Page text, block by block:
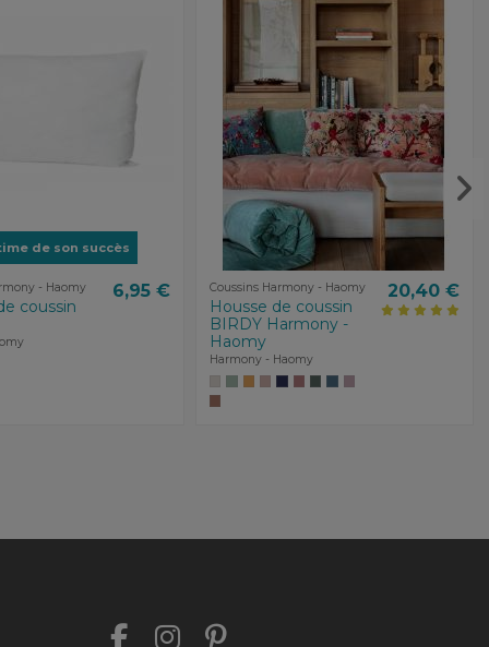
de son succès
- Haomy
coussin
6,95 € Coussins Harmony - Haomy
Housse de coussin
BIRDY Harmony -
Haomy
Harmony - Haomy
20,40 €